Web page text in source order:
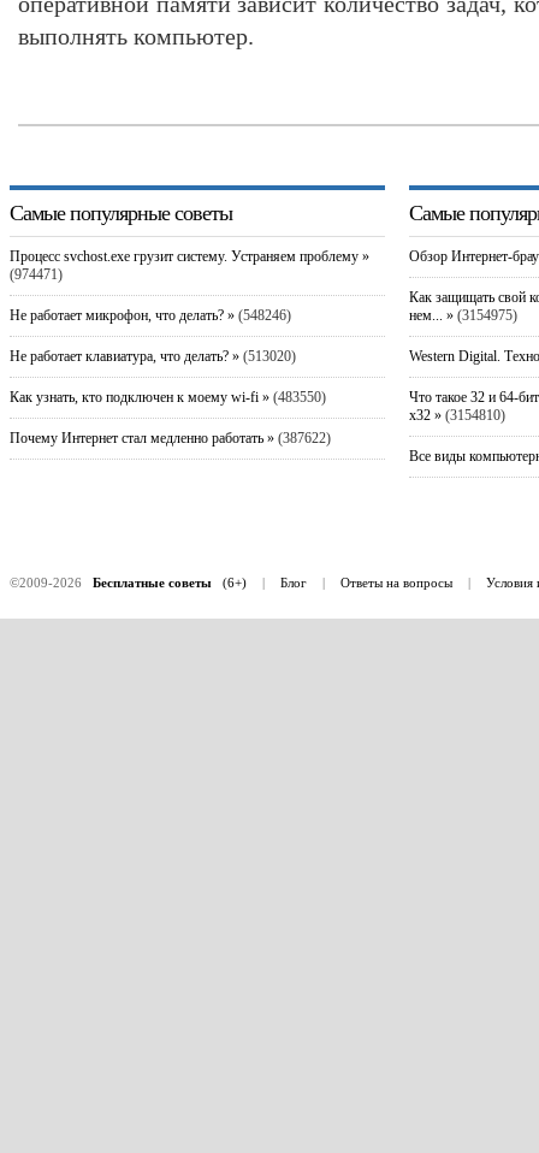
выполнять компьютер.
Самые популярные советы
Процесс svchost.exe грузит систему. Устраняем проблему »
(974471)
Не работает микрофон, что делать? »(548246)
Не работает клавиатура, что делать? »(513020)
Как узнать, кто подключен к моему wi-fi »(483550)
Почему Интернет стал медленно работать »(387622)
Самые
Обзор Интернет-
Как защищать свой
нем... »(3154975)
Western Digital.
Что такое 32 и 64-
x32 »(3154810)
Все виды
©2009-2026 Бесплатные советы(6+) | Блог | Ответы на вопросы | Условия